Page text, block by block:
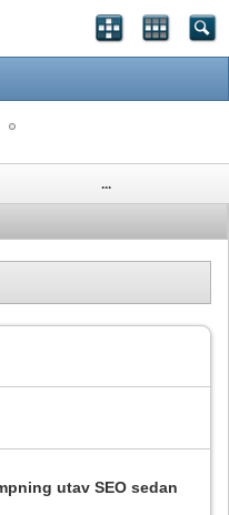
...
utav SEO sedan